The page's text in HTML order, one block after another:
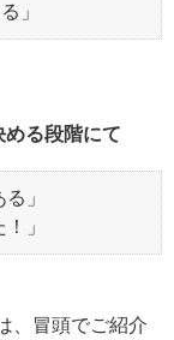
」
る段階にて
」
」
、冒頭でご紹介